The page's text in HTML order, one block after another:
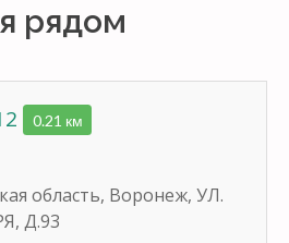
рядом
0.21 км
область, Воронеж, УЛ.
Д.93